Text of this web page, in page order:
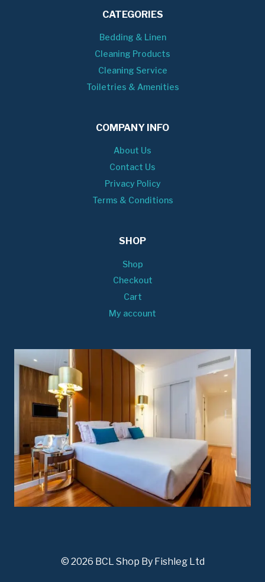
CATEGORIES
Bedding & Linen
Cleaning Products
Cleaning Service
Toiletries & Amenities
COMPANY INFO
About Us
Contact Us
Privacy Policy
Terms & Conditions
SHOP
Shop
Checkout
Cart
My account
© 2026 BCL Shop By Fishleg Ltd